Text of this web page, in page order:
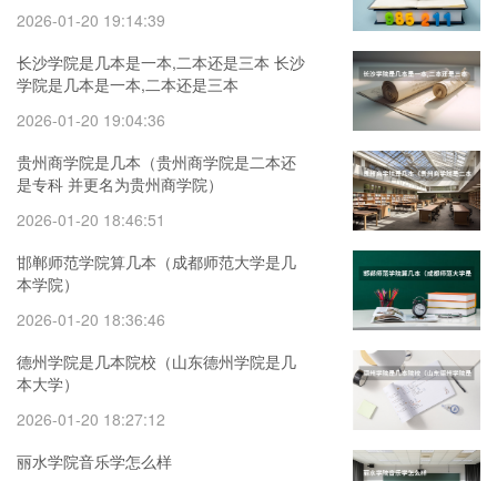
2026-01-20 19:14:39
长沙学院是几本是一本,二本还是三本 长沙
学院是几本是一本,二本还是三本
2026-01-20 19:04:36
贵州商学院是几本（贵州商学院是二本还
是专科 并更名为贵州商学院）
2026-01-20 18:46:51
邯郸师范学院算几本（成都师范大学是几
本学院）
2026-01-20 18:36:46
德州学院是几本院校（山东德州学院是几
本大学）
2026-01-20 18:27:12
丽水学院音乐学怎么样